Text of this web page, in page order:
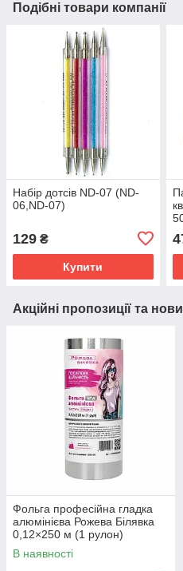
Подібні товари компанії
Набір дотсів ND-07 (ND-
06,ND-07)
129 ₴
Купити
Акційні пропозиції та
Фольга професійна гладка
алюмінієва Рожева Білявка
0,12×250 м (1 рулон)
В наявності